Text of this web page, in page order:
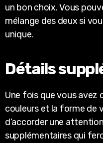
un bon choix. Vous
mélange des deux si
unique.
Détails
Une fois que vous avez
couleurs et la forme de
d’accorder une
supplémentaires qui